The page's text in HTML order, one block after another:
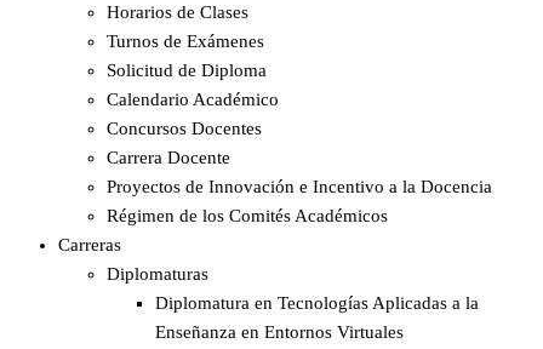
Horarios de Clases
Turnos de Exámenes
Solicitud de Diploma
Calendario Académico
Concursos Docentes
Carrera Docente
Proyectos de Innovación e Incentivo a la Docencia
Régimen de los Comités Académicos
Carreras
Diplomaturas
Diplomatura en Tecnologías Aplicadas a la
Enseñanza en Entornos Virtuales